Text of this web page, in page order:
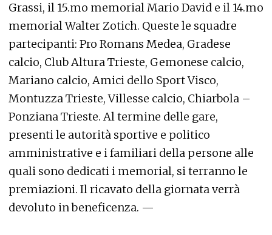
Grassi, il 15.mo memorial Mario David e il 14.mo
memorial Walter Zotich. Queste le squadre
partecipanti: Pro Romans Medea, Gradese
calcio, Club Altura Trieste, Gemonese calcio,
Mariano calcio, Amici dello Sport Visco,
Montuzza Trieste, Villesse calcio, Chiarbola –
Ponziana Trieste. Al termine delle gare,
presenti le autorità sportive e politico
amministrative e i familiari della persone alle
quali sono dedicati i memorial, si terranno le
premiazioni. Il ricavato della giornata verrà
devoluto in beneficenza. —